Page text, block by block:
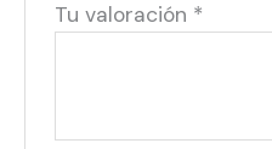
Tu valoración *